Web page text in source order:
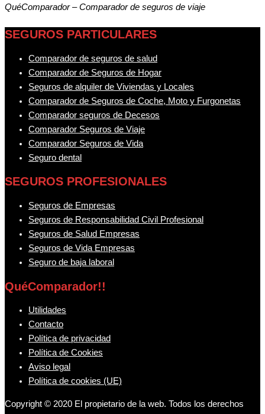
QuéComparador – Comparador de seguros de viaje
SEGUROS PARTICULARES
Comparador de seguros de salud
Comparador de Seguros de Hogar
Seguros de alquiler de Viviendas y Locales
Comparador de Seguros de Coche, Moto y Furgonetas
Comparador seguros de Decesos
Comparador Seguros de Viaje
Comparador Seguros de Vida
Seguro dental
SEGUROS PROFESIONALES
Seguros de Empresas
Seguros de Responsabilidad Civil Profesional
Seguros de Salud Empresas
Seguros de Vida Empresas
Seguro de baja laboral
QuéComparador!!
Utilidades
Contacto
Política de privacidad
Política de Cookies
Aviso legal
Política de cookies (UE)
Copyright © 2020 El propietario de la web. Todos los derechos